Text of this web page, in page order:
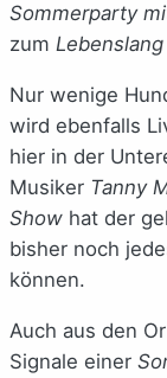
Sommerparty
zum Lebenslang
Nur wenige
wird ebenfalls
hier in der
Musiker Tanny
Show hat der
bisher noch
können.
Auch aus den
Signale einer